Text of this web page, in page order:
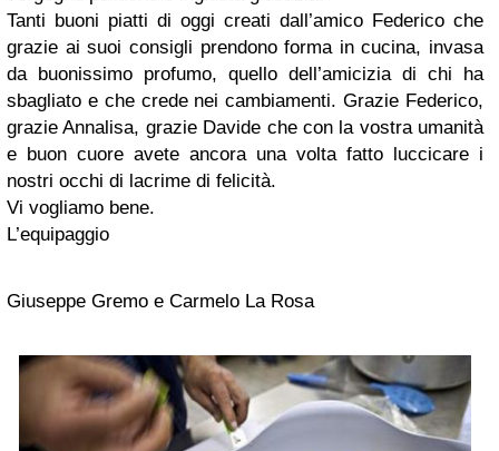
Tanti buoni piatti di oggi creati dall’amico Federico che
grazie ai suoi consigli prendono forma in cucina, invasa
da buonissimo profumo, quello dell’amicizia di chi ha
sbagliato e che crede nei cambiamenti. Grazie Federico,
grazie Annalisa, grazie Davide che con la vostra umanità
e buon cuore avete ancora una volta fatto luccicare i
nostri occhi di lacrime di felicità.
Vi vogliamo bene.
L’equipaggio
Giuseppe Gremo e Carmelo La Rosa